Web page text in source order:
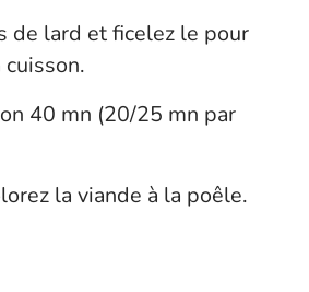
de lard et ficelez le pour
40 mn (20/25 mn par
la viande à la poêle.